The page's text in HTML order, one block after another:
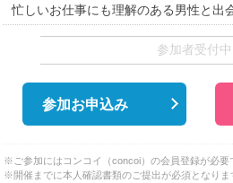
忙しいお仕事にも理解のある男性と出
参加者受付中
参加お申込み
※ご参加にはコンコイ（concoi）の会員登録が必要
※開催までに本人確認書類のご提出が必須となりま